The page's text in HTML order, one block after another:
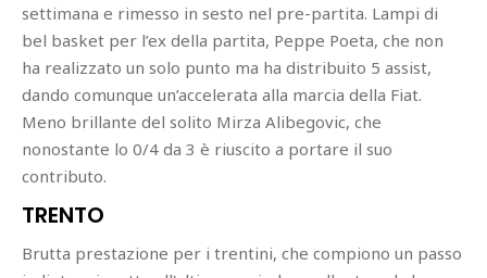
settimana e rimesso in sesto nel pre-partita. Lampi di
bel basket per l’ex della partita, Peppe Poeta, che non
ha realizzato un solo punto ma ha distribuito 5 assist,
dando comunque un’accelerata alla marcia della Fiat.
Meno brillante del solito Mirza Alibegovic, che
nonostante lo 0/4 da 3 è riuscito a portare il suo
contributo.
TRENTO
Brutta prestazione per i trentini, che compiono un passo